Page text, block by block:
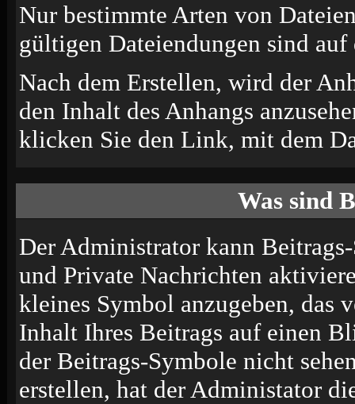
Nur bestimmte Arten von
gültigen Dateiendungen sind
Nach dem Erstellen, wird der
den Inhalt des Anhangs
klicken Sie den Link, mit dem
Was sind
Der Administrator kann
und Private Nachrichten
kleines Symbol anzugeben, das
Inhalt Ihres Beitrags auf einen
der Beitrags-Symbole nicht
erstellen, hat der Administator